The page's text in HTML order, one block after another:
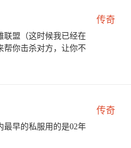
传奇
联盟（这时候我已经在
帮你击杀对方，让你不
传奇
最早的私服用的是02年